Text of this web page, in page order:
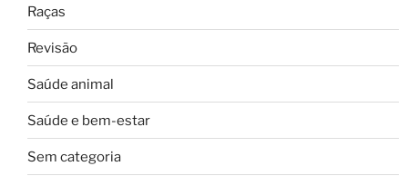
Raças
Revisão
Saúde animal
Saúde e bem-estar
Sem categoria